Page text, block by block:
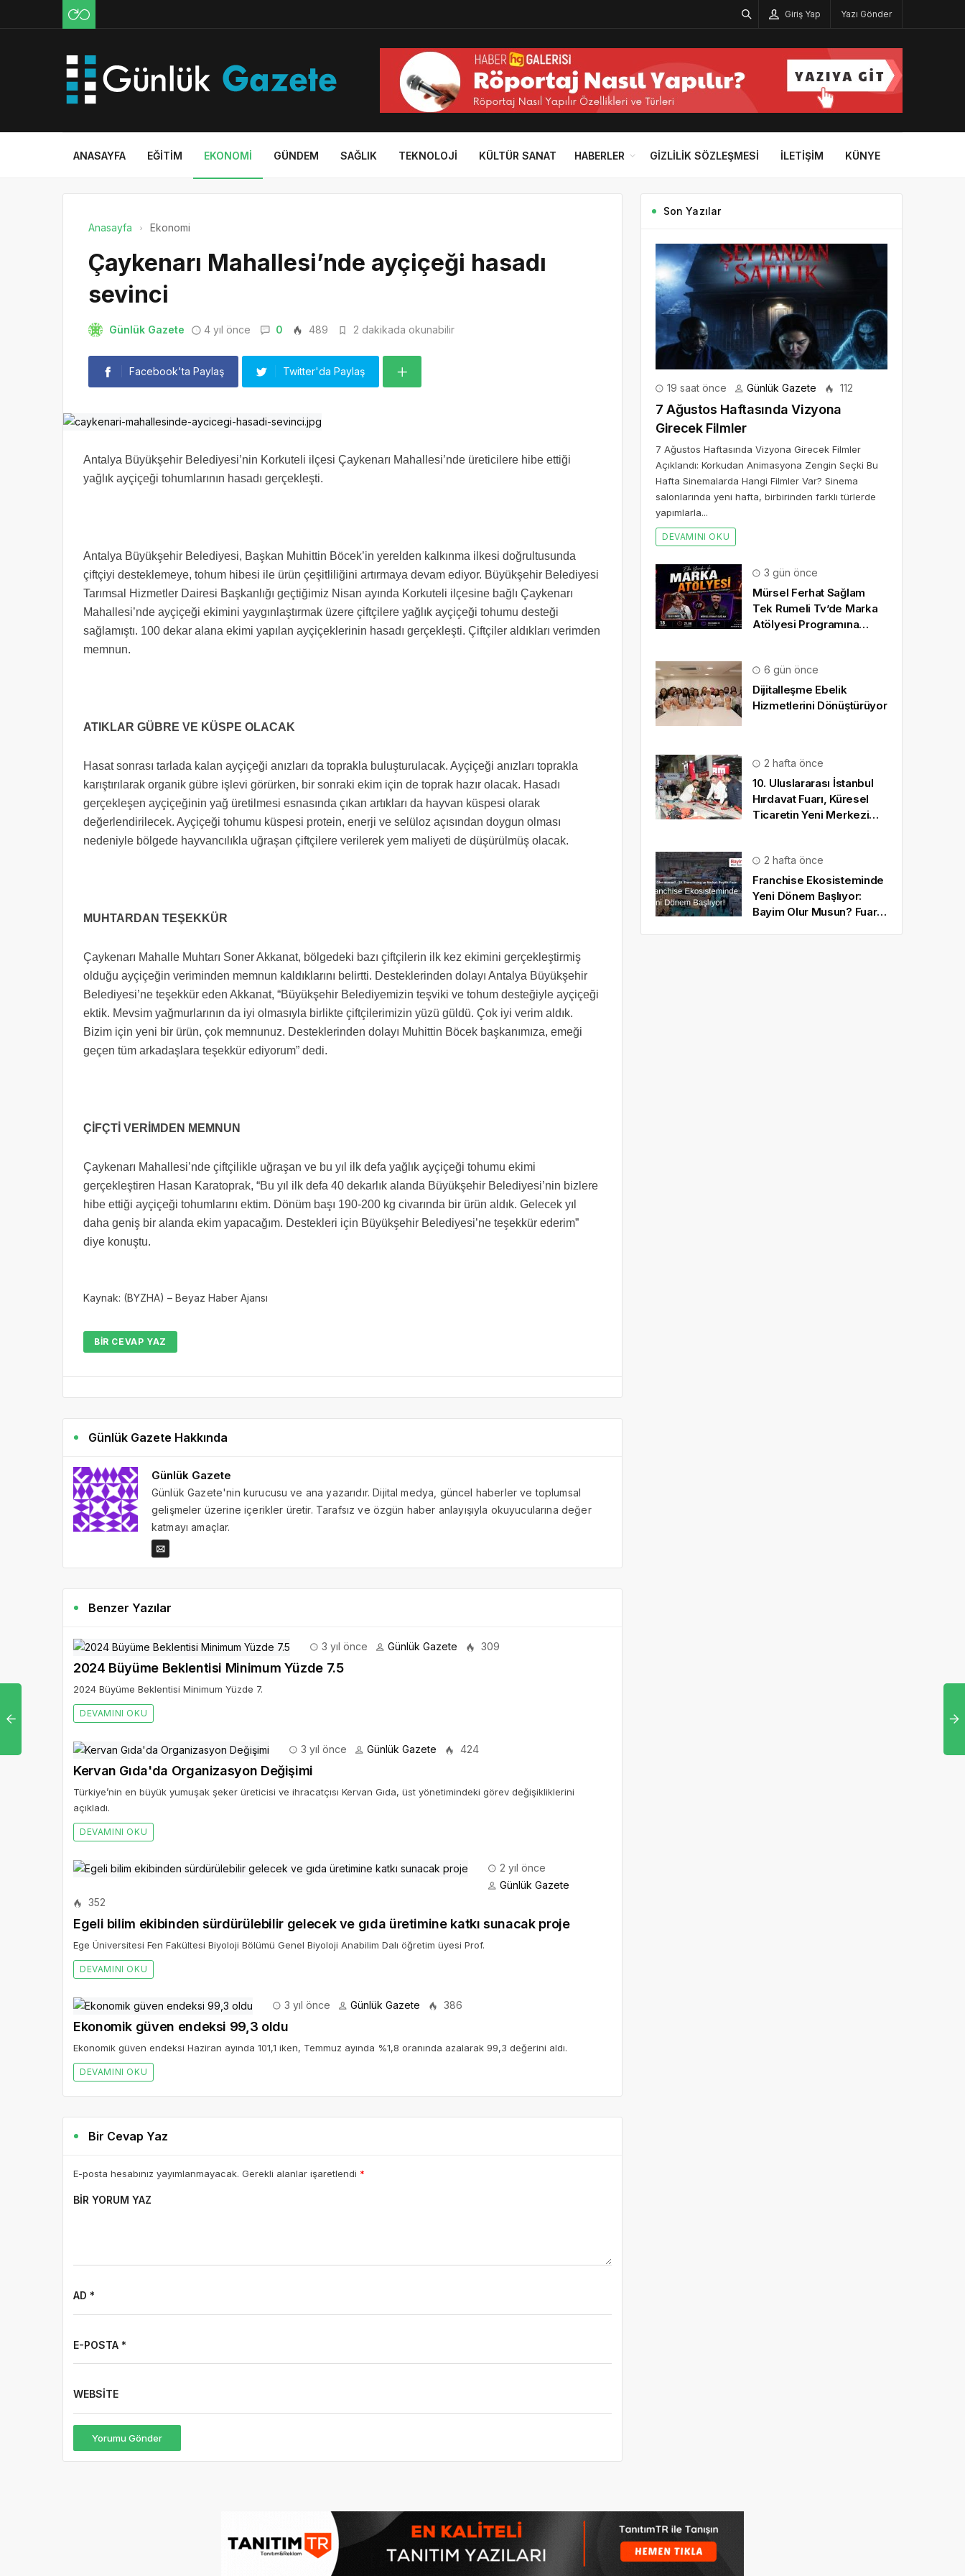
Giriş Yap Yazı Gönder
ANASAYFA EĞITIM EKONOMI GÜNDEM SAĞLIK TEKNOLOJI KÜLTÜR SANAT HABERLER GIZLILIK SÖZLEŞMESI İLETIŞIM KÜNYE
Anasayfa Ekonomi
Çaykenarı Mahallesi’nde ayçiçeği hasadı
sevinci
Günlük Gazete 4 yıl önce 0 489 2 dakikada okunabilir
Facebook'ta Paylaş Twitter'da Paylaş
Antalya Büyükşehir Belediyesi’nin Korkuteli ilçesi Çaykenarı Mahallesi’nde üreticilere hibe ettiği
yağlık ayçiçeği tohumlarının hasadı gerçekleşti.
Antalya Büyükşehir Belediyesi, Başkan Muhittin Böcek’in yerelden kalkınma ilkesi doğrultusunda
çiftçiyi desteklemeye, tohum hibesi ile ürün çeşitliliğini artırmaya devam ediyor. Büyükşehir Belediyesi
Tarımsal Hizmetler Dairesi Başkanlığı geçtiğimiz Nisan ayında Korkuteli ilçesine bağlı Çaykenarı
Mahallesi’nde ayçiçeği ekimini yaygınlaştırmak üzere çiftçilere yağlık ayçiçeği tohumu desteği
sağlamıştı. 100 dekar alana ekimi yapılan ayçiçeklerinin hasadı gerçekleşti. Çiftçiler aldıkları verimden
memnun.
ATIKLAR GÜBRE VE KÜSPE OLACAK
Hasat sonrası tarlada kalan ayçiçeği anızları da toprakla buluşturulacak. Ayçiçeği anızları toprakla
karıştırılarak organik gübre işlevi görürken, bir sonraki ekim için de toprak hazır olacak. Hasadı
gerçekleşen ayçiçeğinin yağ üretilmesi esnasında çıkan artıkları da hayvan küspesi olarak
değerlendirilecek. Ayçiçeği tohumu küspesi protein, enerji ve selüloz açısından doygun olması
nedeniyle bölgede hayvancılıkla uğraşan çiftçilere verilerek yem maliyeti de düşürülmüş olacak.
MUHTARDAN TEŞEKKÜR
Çaykenarı Mahalle Muhtarı Soner Akkanat, bölgedeki bazı çiftçilerin ilk kez ekimini gerçekleştirmiş
olduğu ayçiçeğin veriminden memnun kaldıklarını belirtti. Desteklerinden dolayı Antalya Büyükşehir
Belediyesi’ne teşekkür eden Akkanat, “Büyükşehir Belediyemizin teşviki ve tohum desteğiyle ayçiçeği
ektik. Mevsim yağmurlarının da iyi olmasıyla birlikte çiftçilerimizin yüzü güldü. Çok iyi verim aldık.
Bizim için yeni bir ürün, çok memnunuz. Desteklerinden dolayı Muhittin Böcek başkanımıza, emeği
geçen tüm arkadaşlara teşekkür ediyorum” dedi.
ÇİFÇTİ VERİMDEN MEMNUN
Çaykenarı Mahallesi’nde çiftçilikle uğraşan ve bu yıl ilk defa yağlık ayçiçeği tohumu ekimi
gerçekleştiren Hasan Karatoprak, “Bu yıl ilk defa 40 dekarlık alanda Büyükşehir Belediyesi’nin bizlere
hibe ettiği ayçiçeği tohumlarını ektim. Dönüm başı 190-200 kg civarında bir ürün aldık. Gelecek yıl
daha geniş bir alanda ekim yapacağım. Destekleri için Büyükşehir Belediyesi’ne teşekkür ederim”
diye konuştu.
Kaynak: (BYZHA) – Beyaz Haber Ajansı
BIR CEVAP YAZ
Günlük Gazete Hakkında
Günlük Gazete
Günlük Gazete'nin kurucusu ve ana yazarıdır. Dijital medya, güncel haberler ve toplumsal
gelişmeler üzerine içerikler üretir. Tarafsız ve özgün haber anlayışıyla okuyucularına değer
katmayı amaçlar.
Benzer Yazılar
3 yıl önce Günlük Gazete 309
2024 Büyüme Beklentisi Minimum Yüzde 7.5
2024 Büyüme Beklentisi Minimum Yüzde 7.
DEVAMINI OKU
3 yıl önce Günlük Gazete 424
Kervan Gıda'da Organizasyon Değişimi
Türkiye’nin en büyük yumuşak şeker üreticisi ve ihracatçısı Kervan Gıda, üst yönetimindeki görev değişikliklerini
açıkladı.
DEVAMINI OKU
2 yıl önce
Günlük Gazete
352
Egeli bilim ekibinden sürdürülebilir gelecek ve gıda üretimine katkı sunacak proje
Ege Üniversitesi Fen Fakültesi Biyoloji Bölümü Genel Biyoloji Anabilim Dalı öğretim üyesi Prof.
DEVAMINI OKU
3 yıl önce Günlük Gazete 386
Ekonomik güven endeksi 99,3 oldu
Ekonomik güven endeksi Haziran ayında 101,1 iken, Temmuz ayında %1,8 oranında azalarak 99,3 değerini aldı.
DEVAMINI OKU
Bir Cevap Yaz
E-posta hesabınız yayımlanmayacak. Gerekli alanlar işaretlendi *
BIR YORUM YAZ
AD *
E-POSTA *
WEBSITE
Yorumu Gönder
Son Yazılar
19 saat önce Günlük Gazete 112
7 Ağustos Haftasında Vizyona
Girecek Filmler
7 Ağustos Haftasında Vizyona Girecek Filmler
Açıklandı: Korkudan Animasyona Zengin Seçki Bu
Hafta Sinemalarda Hangi Filmler Var? Sinema
salonlarında yeni hafta, birbirinden farklı türlerde
yapımlarla...
DEVAMINI OKU
3 gün önce
Mürsel Ferhat Sağlam
Tek Rumeli Tv’de Marka
Atölyesi Programına
6 gün önce
Dijitalleşme Ebelik
Hizmetlerini Dönüştürüyor
2 hafta önce
10. Uluslararası İstanbul
Hırdavat Fuarı, Küresel
Ticaretin Yeni Merkezi
2 hafta önce
Franchise Ekosisteminde
Yeni Dönem Başlıyor:
Bayim Olur Musun? Fuarı